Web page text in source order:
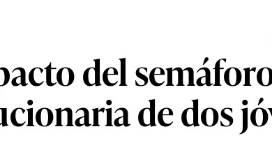
del
de dos